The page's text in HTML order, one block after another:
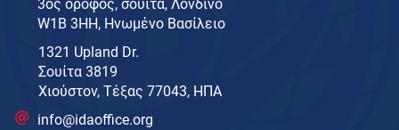
3ος όροφος, σουίτα, Λονδίνο
W1B 3HH, Ηνωμένο Βασίλειο
1321 Upland Dr.
Σουίτα 3819
Χιούστον, Τέξας 77043, ΗΠΑ
info@idaoffice.org